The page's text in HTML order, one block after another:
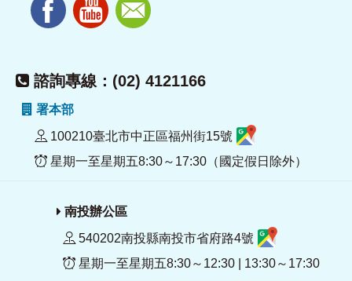
諮詢專線：(02) 4121166
署本部
100210臺北市中正區福州街15號
星期一至星期五8:30～17:30（國定假日除外）
南投辦公區
540202南投縣南投市省府路4號
星期一至星期五8:30～12:30 | 13:30～17:30